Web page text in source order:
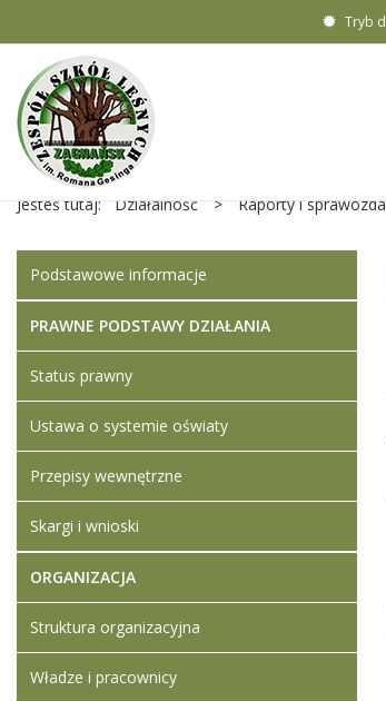
Tryb
Jesteś tutaj: Działalność > Raporty i
Podstawowe informacje
PRAWNE PODSTAWY DZIAŁANIA
Status prawny
Ustawa o systemie oświaty
Przepisy wewnętrzne
Skargi i wnioski
ORGANIZACJA
Struktura organizacyjna
Władze i pracownicy